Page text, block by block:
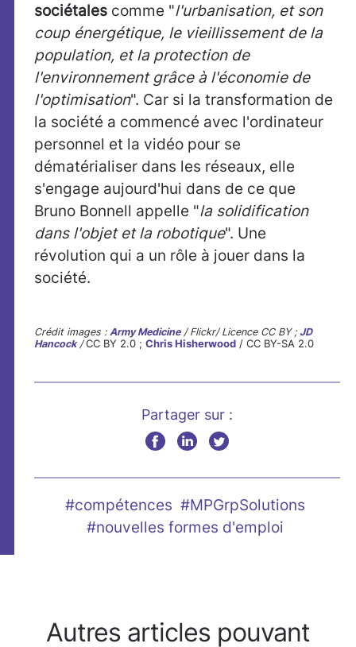
sociétales comme "l'urbanisation, et son
coup énergétique, le vieillissement de la
population, et la protection de
l'environnement grâce à l'économie de
l'optimisation". Car si la transformation de
la société a commencé avec l'ordinateur
personnel et la vidéo pour se
dématérialiser dans les réseaux, elle
s'engage aujourd'hui dans de ce que
Bruno Bonnell appelle "la solidification
dans l'objet et la robotique". Une
révolution qui a un rôle à jouer dans la
société.
Crédit images : Army Medicine/ Flickr/ Licence CC BY ; JD
Hancock/CC BY 2.0 ; Chris Hisherwood / CC BY-SA 2.0
Partager sur :
#compétences #MPGrpSolutions
#nouvelles formes d'emploi
Autres articles pouvant